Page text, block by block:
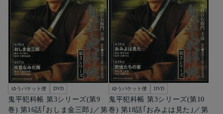
ゆうパケット便 DVD
鬼平犯科帳 第3シリーズ(第9
巻) 第16話｢おしま金三郎｣／第
ゆうパケット便 DVD
鬼平犯科帳 第3シリーズ(第10
巻) 第18話｢おみよは見た｣／第